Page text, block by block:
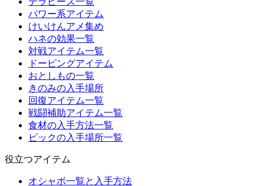
パワー系アイテム
けいけんアメ集め
ハネの効果一覧
対戦アイテム一覧
ドーピングアイテム
おとしもの一覧
きのみの入手場所
回復アイテム一覧
戦闘補助アイテム一覧
食材の入手方法一覧
ピックの入手場所一覧
役立つアイテム
オシャボ一覧と入手方法